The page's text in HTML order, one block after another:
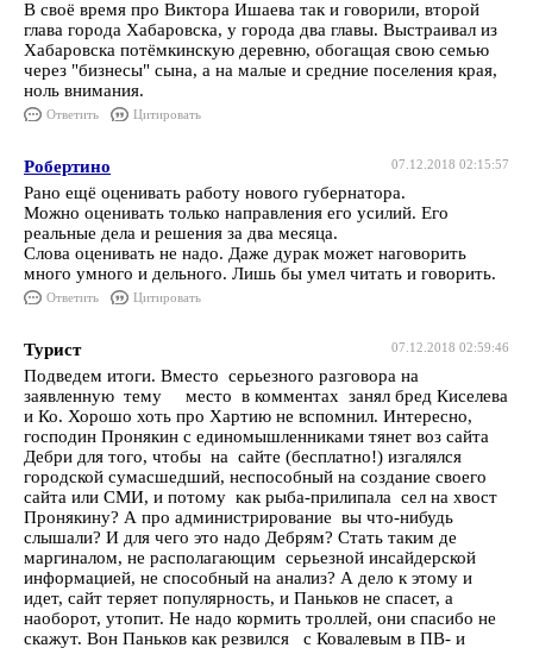
В своё время про Виктора Ишаева так и говорили, второй
глава города Хабаровска, у города два главы. Выстраивал из
Хабаровска потёмкинскую деревню, обогащая свою семью
через "бизнесы" сына, а на малые и средние поселения края,
ноль внимания.
Ответить Цитировать
07.12.2018 02:15:57
Робертино
Рано ещё оценивать работу нового губернатора.
Можно оценивать только направления его усилий. Его
реальные дела и решения за два месяца.
Слова оценивать не надо. Даже дурак может наговорить
много умного и дельного. Лишь бы умел читать и говорить.
Ответить Цитировать
07.12.2018 02:59:46
Турист
Подведем итоги. Вместо серьезного разговора на
заявленную тему место в комментах занял бред Киселева
и Ко. Хорошо хоть про Хартию не вспомнил. Интересно,
господин Пронякин с единомышленниками тянет воз сайта
Дебри для того, чтобы на сайте (бесплатно!) изгалялся
городской сумасшедший, неспособный на создание своего
сайта или СМИ, и потому как рыба-прилипала сел на хвост
Пронякину? А про администрирование вы что-нибудь
слышали? И для чего это надо Дебрям? Стать таким де
маргиналом, не располагающим серьезной инсайдерской
информацией, не способный на анализ? А дело к этому и
идет, сайт теряет популярность, и Паньков не спасет, а
наоборот, утопит. Не надо кормить троллей, они спасибо не
скажут. Вон Паньков как резвился с Ковалевым в ПВ- и